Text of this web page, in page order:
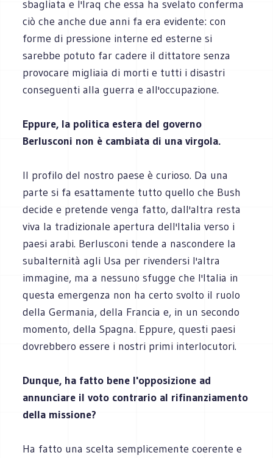
sbagliata e l'Iraq che essa ha svelato conferma
ciò che anche due anni fa era evidente: con
forme di pressione interne ed esterne si
sarebbe potuto far cadere il dittatore senza
provocare migliaia di morti e tutti i disastri
conseguenti alla guerra e all'occupazione.
Eppure, la politica estera del governo
Berlusconi non è cambiata di una virgola.
Il profilo del nostro paese è curioso. Da una
parte si fa esattamente tutto quello che Bush
decide e pretende venga fatto, dall'altra resta
viva la tradizionale apertura dell'Italia verso i
paesi arabi. Berlusconi tende a nascondere la
subalternità agli Usa per rivendersi l'altra
immagine, ma a nessuno sfugge che l'Italia in
questa emergenza non ha certo svolto il ruolo
della Germania, della Francia e, in un secondo
momento, della Spagna. Eppure, questi paesi
dovrebbero essere i nostri primi interlocutori.
Dunque, ha fatto bene l'opposizione ad
annunciare il voto contrario al rifinanziamento
della missione?
Ha fatto una scelta semplicemente coerente e